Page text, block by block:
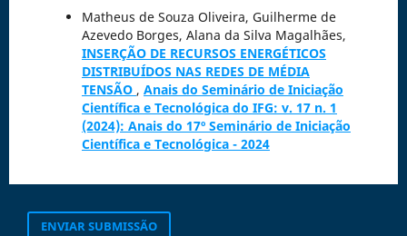
Matheus de Souza Oliveira, Guilherme de
Azevedo Borges, Alana da Silva Magalhães,
INSERÇÃO DE RECURSOS ENERGÉTICOS
DISTRIBUÍDOS NAS REDES DE MÉDIA
TENSÃO , Anais do Seminário de Iniciação
Científica e Tecnológica do IFG: v. 17 n. 1
(2024): Anais do 17º Seminário de Iniciação
Científica e Tecnológica - 2024
ENVIAR SUBMISSÃO